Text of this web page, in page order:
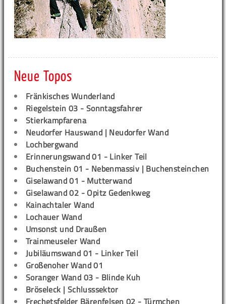
Neue Topos
Fränkisches Wunderland
Riegelstein 03 - Sonntagsfahrer
Stierkampfarena
Neudorfer Hauswand | Neudorfer Wand
Lochbergwand
Erinnerungswand 01 - Linker Teil
Buchenstein 01 - Nebenmassiv | Buchensteinchen
Giselawand 01 - Mutterwand
Giselawand 02 - Opitz Gedenkweg
Kainachtaler Wand
Lochauer Wand
Umsonst und Draußen
Trainmeuseler Wand
Jubiläumswand 01 - Linker Teil
Großenoher Wand 01
Soranger Wand 03 - Blinde Kuh
Bröseleck | Schlusssektor
Frechetsfelder Bärenfelsen 02 - Türmchen